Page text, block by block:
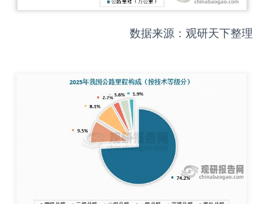
数据来源：观研天下整理